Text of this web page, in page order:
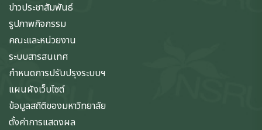
ข่าวประชาสัมพันธ์
รูปภาพกิจกรรม
คณะและหน่วยงาน
ระบบสารสนเทศ
กำหนดการปรับปรุงระบบฯ
แผนผังเว็บไซต์
ข้อมูลสถิติของมหาวิทยาลัย
ตั้งค่าการแสดงผล